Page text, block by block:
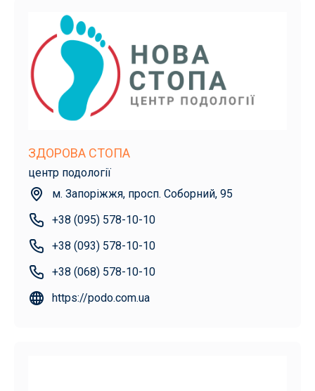
ЗДОРОВА СТОПА
центр подології
м. Запоріжжя, просп. Соборний, 95
+38 (095) 578-10-10
+38 (093) 578-10-10
+38 (068) 578-10-10
https://podo.com.ua